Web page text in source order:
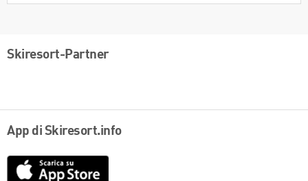
Skiresort-Partner
App di Skiresort.info